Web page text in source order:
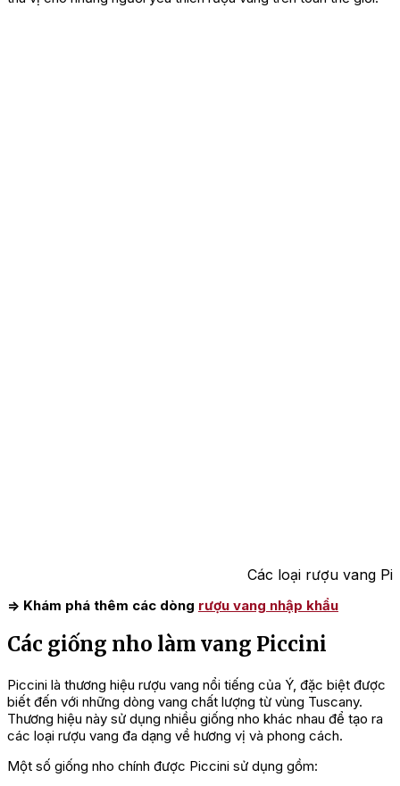
Các loại rượu vang
=> Khám phá thêm các dòng rượu vang nhập khẩu
Các giống nho làm vang Piccini
Piccini là thương hiệu rượu vang nổi tiếng của Ý, đặc biệt được
biết đến với những dòng vang chất lượng từ vùng Tuscany.
Thương hiệu này sử dụng nhiều giống nho khác nhau để tạo ra
các loại rượu vang đa dạng về hương vị và phong cách.
Một số giống nho chính được Piccini sử dụng gồm: